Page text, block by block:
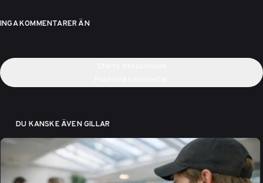
INGA KOMMENTARER ÄN
DU KANSKE ÄVEN GILLAR